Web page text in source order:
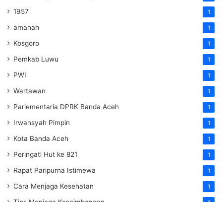
1957 1
amanah 1
Kosgoro 1
Pemkab Luwu 1
PWI 1
Wartawan 1
Parlementaria DPRK Banda Aceh 1
Irwansyah Pimpin 1
Kota Banda Aceh 1
Peringati Hut ke 821 1
Rapat Paripurna Istimewa 1
Cara Menjaga Kesehatan 1